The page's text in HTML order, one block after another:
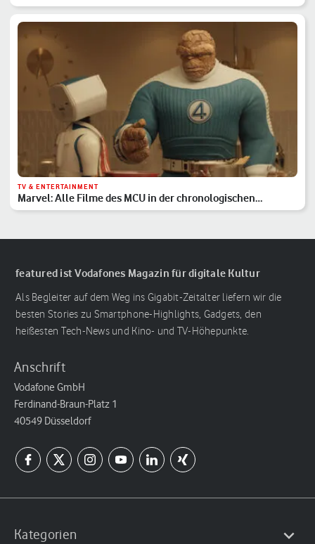
TV & ENTERTAINMENT
Marvel: Alle Filme des MCU in der chronologischen
Reihenfolge
featured ist Vodafones Magazin für digitale Kultur
Als Begleiter auf dem Weg ins Gigabit-Zeitalter liefern wir die
besten Stories zu Smartphone-Highlights, Gadgets, den
heißesten Tech-News und Kino- und TV-Höhepunkte.
Anschrift
Vodafone GmbH
Ferdinand-Braun-Platz 1
40549 Düsseldorf
Kategorien